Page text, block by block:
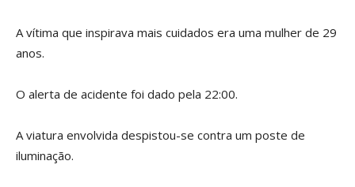
A vítima que inspirava mais cuidados era uma mulher de 29
anos.
O alerta de acidente foi dado pela 22:00.
A viatura envolvida despistou-se contra um poste de
iluminação.